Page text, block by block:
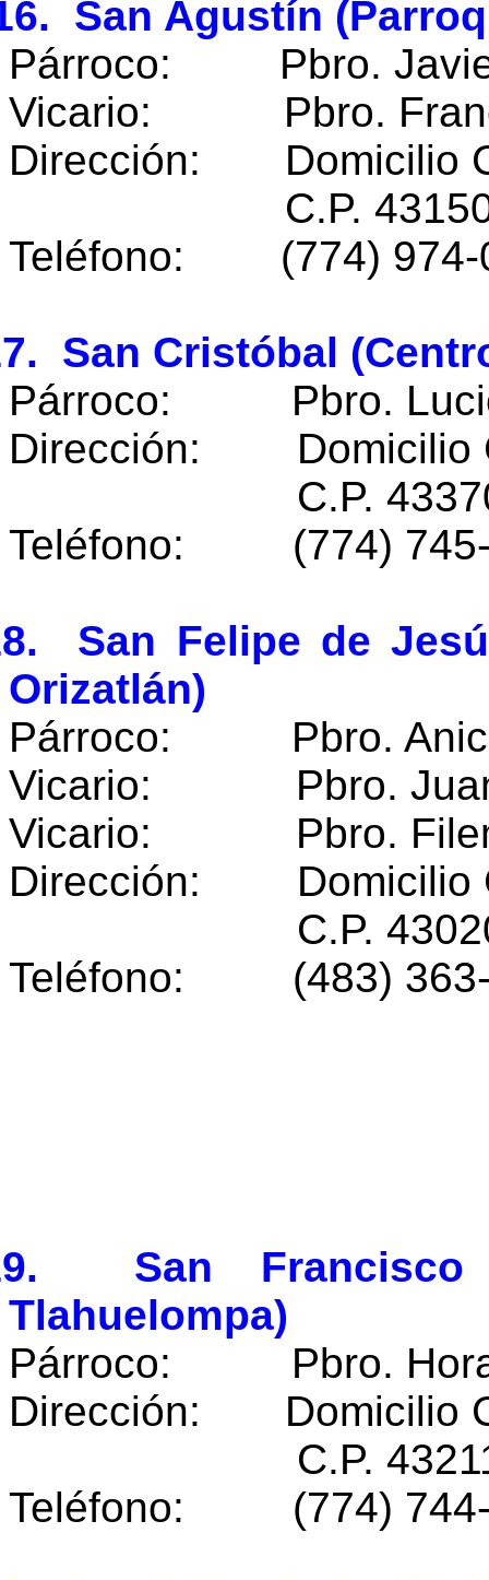
San Agustín
Párroco: Pbro. Javier
Vicario: Pbro.
Dirección: Domicilio
C.P. 43150
Teléfono: (774) 974-
San Cristóbal
Párroco: Pbro. Lucio
Dirección: Domicilio
C.P. 43370 San
Teléfono: (774) 745-
San Felipe de
Orizatlán)
Párroco: Pbro.
Vicario: Pbro. Juan
Vicario: Pbro.
Dirección: Domicilio
C.P. 43020
Teléfono: (483) 363-
San Francisco
Tlahuelompa)
Párroco: Pbro.
Dirección: Domicilio
C.P. 43211
Teléfono: (774)